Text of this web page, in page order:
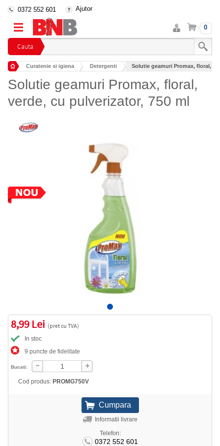
Cauta
0372 552 601 Ajutor
Intra
in
cont
Cos 0
Curatenie si igiena
Detergenti
Solutie geamuri Promax, floral,
Solutie geamuri Promax, floral,
verde, cu pulverizator, 750 ml
8,99 Lei (pret cu TVA)
In stoc
9 puncte de fidelitate
Bucati:
Cod produs: PROMG750V
Informatii livrare
Telefon:
0372 552 601